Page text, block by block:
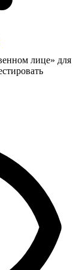
лице» для